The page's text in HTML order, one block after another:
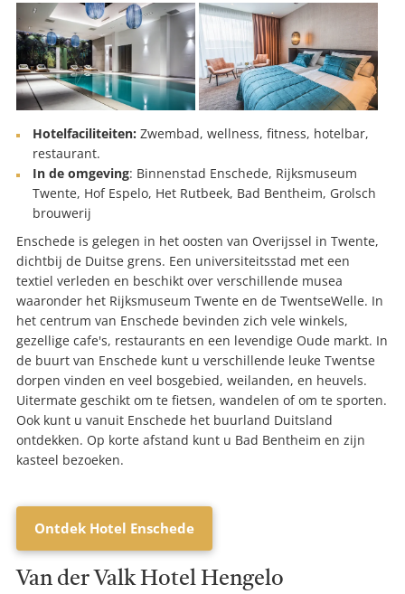
Hotelfaciliteiten: Zwembad, wellness, fitness, hotelbar,
restaurant.
In de omgeving: Binnenstad Enschede, Rijksmuseum
Twente, Hof Espelo, Het Rutbeek, Bad Bentheim, Grolsch
brouwerij
Enschede is gelegen in het oosten van Overijssel in Twente,
dichtbij de Duitse grens. Een universiteitsstad met een
textiel verleden en beschikt over verschillende musea
waaronder het Rijksmuseum Twente en de TwentseWelle. In
het centrum van Enschede bevinden zich vele winkels,
gezellige cafe's, restaurants en een levendige Oude markt. In
de buurt van Enschede kunt u verschillende leuke Twentse
dorpen vinden en veel bosgebied, weilanden, en heuvels.
Uitermate geschikt om te fietsen, wandelen of om te sporten.
Ook kunt u vanuit Enschede het buurland Duitsland
ontdekken. Op korte afstand kunt u Bad Bentheim en zijn
kasteel bezoeken.
Ontdek Hotel Enschede
Van der Valk Hotel Hengelo